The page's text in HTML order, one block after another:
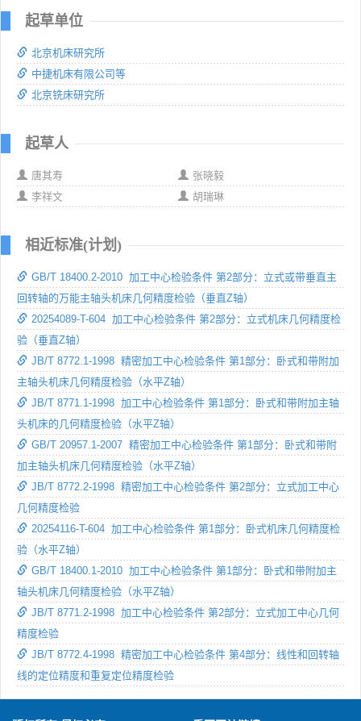
起草单位
北京机床研究所
中捷机床有限公司等
北京铣床研究所
起草人
唐其寿
张晓毅
李祥文
胡瑞琳
相近标准(计划)
GB/T 18400.2-2010 加工中心检验条件 第2部分：立式或带垂直主
回转轴的万能主轴头机床几何精度检验（垂直Z轴）
20254089-T-604 加工中心检验条件 第2部分：立式机床几何精度检
验（垂直Z轴）
JB/T 8772.1-1998 精密加工中心检验条件 第1部分：卧式和带附加
主轴头机床几何精度检验（水平Z轴）
JB/T 8771.1-1998 加工中心检验条件 第1部分：卧式和带附加主轴
头机床的几何精度检验（水平Z轴）
GB/T 20957.1-2007 精密加工中心检验条件 第1部分：卧式和带附
加主轴头机床几何精度检验（水平Z轴）
JB/T 8772.2-1998 精密加工中心检验条件 第2部分：立式加工中心
几何精度检验
20254116-T-604 加工中心检验条件 第1部分：卧式机床几何精度检
验（水平Z轴）
GB/T 18400.1-2010 加工中心检验条件 第1部分：卧式和带附加主
轴头机床几何精度检验（水平Z轴）
JB/T 8771.2-1998 加工中心检验条件 第2部分：立式加工中心几何
精度检验
JB/T 8772.4-1998 精密加工中心检验条件 第4部分：线性和回转轴
线的定位精度和重复定位精度检验